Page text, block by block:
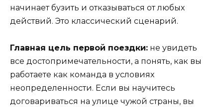
начинает бузить и отказываться от любых
действий. Это классический сценарий.
Главная цель первой поездки: не увидеть
все достопримечательности, а понять, как вы
работаете как команда в условиях
неопределенности. Если вы научитесь
договариваться на улице чужой страны, вы